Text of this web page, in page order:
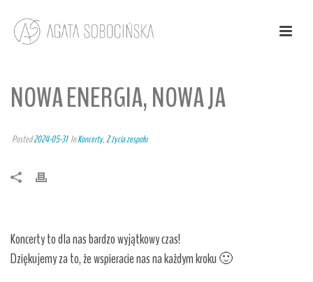
NOWA ENERGIA, NOWA JA
Posted2024-05-31 InKoncerty,Z życia zespołu
Koncerty to dla nas bardzo wyjątkowy czas!
Dziękujemy za to, że wspieracie nas na każdym kroku 🙂